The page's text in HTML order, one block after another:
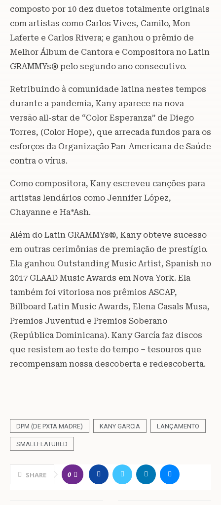
composto por 10 dez duetos totalmente originais
com artistas como Carlos Vives, Camilo, Mon
Laferte e Carlos Rivera; e ganhou o prêmio de
Melhor Álbum de Cantora e Compositora no Latin
GRAMMYs® pelo segundo ano consecutivo.
Retribuindo à comunidade latina nestes tempos
durante a pandemia, Kany aparece na nova
versão all-star de “Color Esperanza” de Diego
Torres, (Color Hope), que arrecada fundos para os
esforços da Organização Pan-Americana de Saúde
contra o vírus.
Como compositora, Kany escreveu canções para
artistas lendários como Jennifer López,
Chayanne e Ha*Ash.
Além do Latin GRAMMYs®, Kany obteve sucesso
em outras cerimônias de premiação de prestígio.
Ela ganhou Outstanding Music Artist, Spanish no
2017 GLAAD Music Awards em Nova York. Ela
também foi vitoriosa nos prêmios ASCAP,
Billboard Latin Music Awards, Elena Casals Musa,
Premios Juventud e Premios Soberano
(República Dominicana). Kany García faz discos
que resistem ao teste do tempo – tesouros que
recompensam nossa descoberta e redescoberta.
DPM (DE PXTA MADRE) KANY GARCIA LANÇAMENTO
SMALLFEATURED
SHARE 0